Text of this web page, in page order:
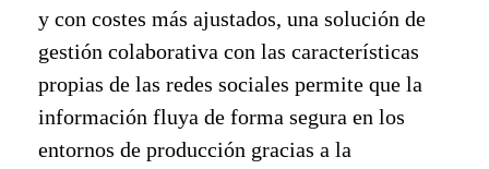
y con costes más ajustados, una solución de
gestión colaborativa con las características
propias de las redes sociales permite que la
información fluya de forma segura en los
entornos de producción gracias a la